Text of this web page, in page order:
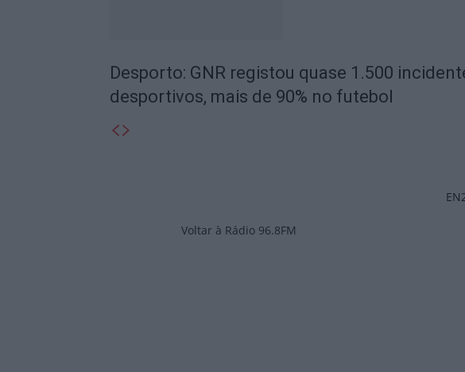
Desporto: GNR registou quase 1.500
desportivos, mais de 90% no futebol
Voltar à Rádio 96.8FM